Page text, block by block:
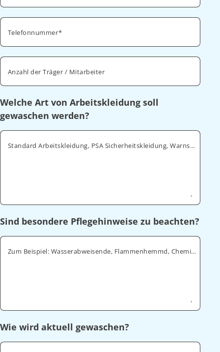
Telefonnummer
Anzahl der Träger / Mitarbeiter
Welche Art von Arbeitskleidung soll
gewaschen werden?
Standard Arbeitskleidung, PSA Sicherheitskleidung, Warnschutz, ESD
Sind besondere Pflegehinweise zu beachten?
Zum Beispiel: Wasserabweisende, Flammenhemmd, Chemikalienabweisende
Wie wird aktuell gewaschen?